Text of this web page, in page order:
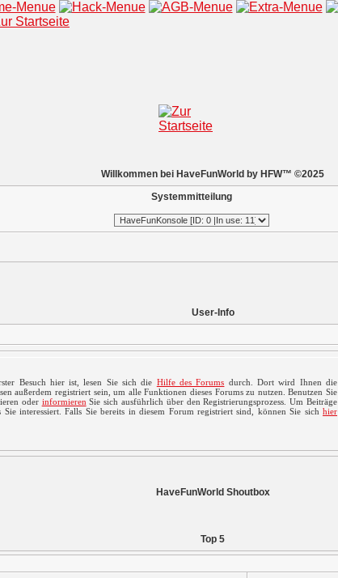
Willkommen bei HaveFunWorld by HFW™ ©2025
Systemmitteilung
User-Info
Besuch hier ist, lesen Sie sich die Hilfe des Forums durch. Dort wird Ihnen die
außerdem registriert sein, um alle Funktionen dieses Forums zu nutzen. Benutzen Sie
oder informieren Sie sich ausführlich über den Registrierungsprozess. Um Beiträge
Sie interessiert. Falls Sie bereits in diesem Forum registriert sind, können Sie sich hier
HaveFunWorld Shoutbox
Top 5